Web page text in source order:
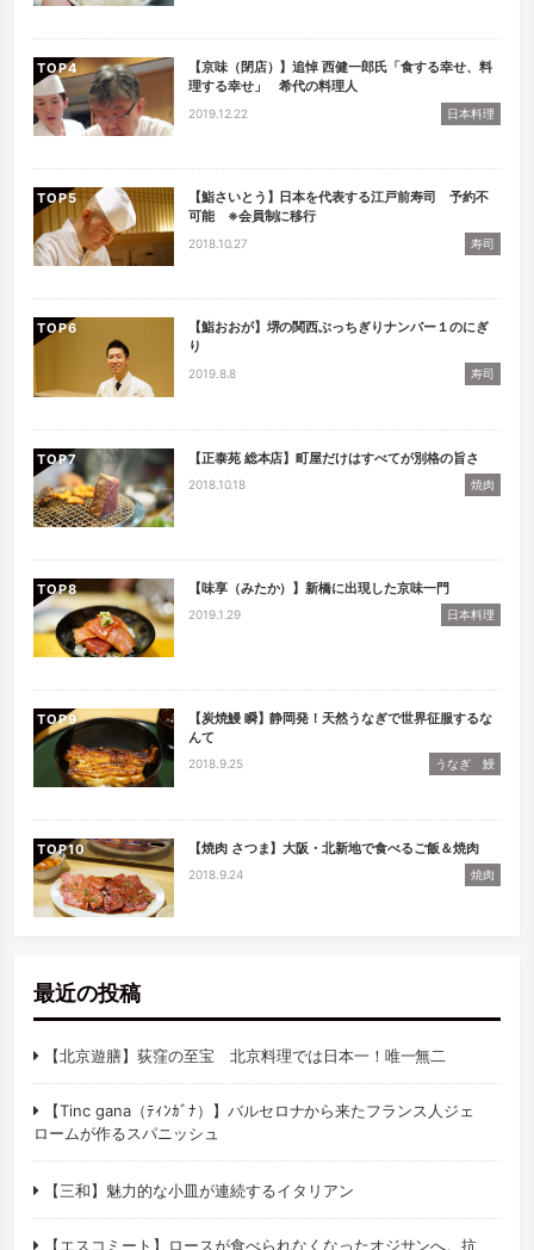
TOP
【京味（閉店）】追悼 西健一郎氏「食する幸せ、料
理する幸せ」 希代の料理人
2019.12.22 日本料理
TOP
【鮨さいとう】日本を代表する江戸前寿司 予約不
可能 ※会員制に移行
2018.10.27 寿司
TOP
【鮨おおが】堺の関西ぶっちぎりナンバー１のにぎ
り
2019.8.8 寿司
TOP 【正泰苑 総本店】町屋だけはすべてが別格の旨さ
2018.10.18 焼肉
TOP 【味享（みたか）】新橋に出現した京味一門
2019.1.29 日本料理
TOP
【炭焼鰻 瞬】静岡発！天然うなぎで世界征服するな
んて
2018.9.25 うなぎ 鰻
TOP 【焼肉 さつま】大阪・北新地で食べるご飯＆焼肉
2018.9.24 焼肉
最近の投稿
【北京遊膳】荻窪の至宝 北京料理では日本一！唯一無二
【Tinc gana（ﾃｨﾝｶﾞﾅ）】バルセロナから来たフランス人ジェ
ロームが作るスパニッシュ
【三和】魅力的な小皿が連続するイタリアン
【エスコミート】ロースが食べられなくなったオジサンへ。抗